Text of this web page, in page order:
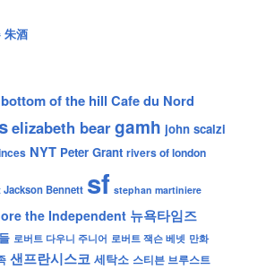
朱酒
bottom of the hill Cafe du Nord
elizabeth beargamh john scalzi
NYT Peter Grant rivers of london
Jackson Bennett sf stephan martiniere
the Independent 뉴욕타임즈
로버트 다우니 주니어 로버트 잭슨 베넷 만화
샌프란시스코 세탁소 스티븐 브루스트